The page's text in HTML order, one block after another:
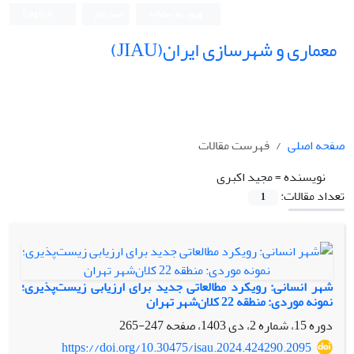
معماری و شهرسازی ایران(JIAU)
صفحه اصلی
فهرست مقالات
نویسنده =مجید اکبری
تعداد مقالات:
1
شهر انسانی: رویکرد مطالعاتی جدید برای ارزیابی زیست‌پذیری؛
نمونه موردی: منطقه 22 کلان‌شهر تهران
دوره 15، شماره 2، دی 1403، صفحه
247-265
https://doi.org/10.30475/isau.2024.424290.2095